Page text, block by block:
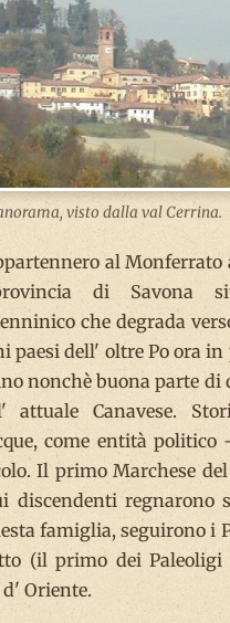
visto dalla val Cerrina.
al
di Savona
che degrada
paesi dell' oltre Po ora
nonchè buona parte di
Canavese.
come entità politico
Il primo Marchese
discendenti regnarono
famiglia, seguirono i
(il primo dei
Oriente.